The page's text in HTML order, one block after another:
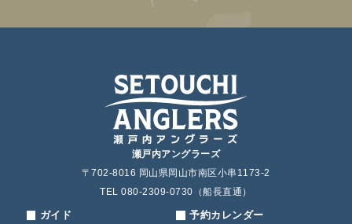
瀬戸内アングラーズ
〒702-8016 岡山県岡山市南区小串1173-2
TEL 080-2309-0730（船長直通）
ガイド 予約カレンダー